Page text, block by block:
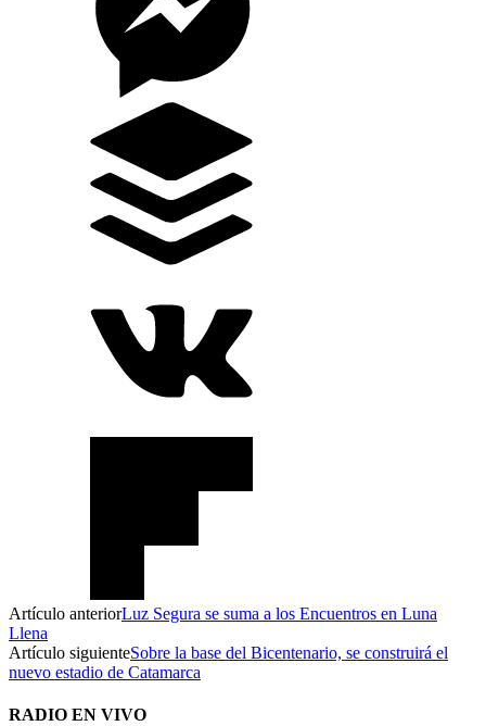
Artículo anteriorLuz Segura se suma a los Encuentros en Luna
Llena
Artículo siguienteSobre la base del Bicentenario, se construirá el
nuevo estadio de Catamarca
RADIO EN VIVO